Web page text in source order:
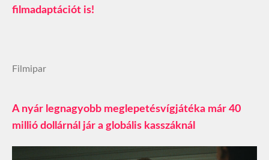
filmadaptációt is!
Filmipar
A nyár legnagyobb meglepetésvígjátéka már 40
millió dollárnál jár a globális kasszáknál